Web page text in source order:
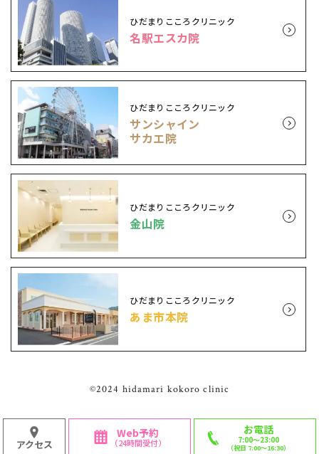
ひだまりこころクリニック
名駅エスカ院
ひだまりこころクリニック
サンシャイン
サカエ院
ひだまりこころクリニック
金山院
ひだまりこころクリニック
あま市本院
©2024 hidamari kokoro clinic
アクセス
Web予約
（24時間受付）
お電話
7:00〜23:00
（祝日 7:00〜16:30）